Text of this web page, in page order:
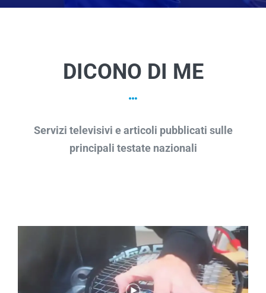
DICONO DI ME
Servizi televisivi e articoli pubblicati sulle
principali testate nazionali